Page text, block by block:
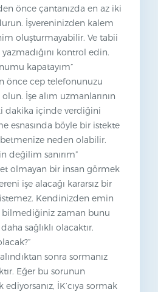
önce çantanızda en az iki
İşvereninizden kalem
oluşturmayabilir. Ve tabii
kontrol edin.
kapatayım”
önce cep telefonunuzu
İşe alım uzmanlarının
dakika içinde verdiğini
esnasında böyle bir istekte
neden olabilir.
değilim sanırım”
olmayan bir insan görmek
işe alacağı kararsız bir
Kendinizden emin
bilmediğiniz zaman bunu
sağlıklı olacaktır.
sonra sormanız
Eğer bu sorunun
ediyorsanız, İK’cıya sormak